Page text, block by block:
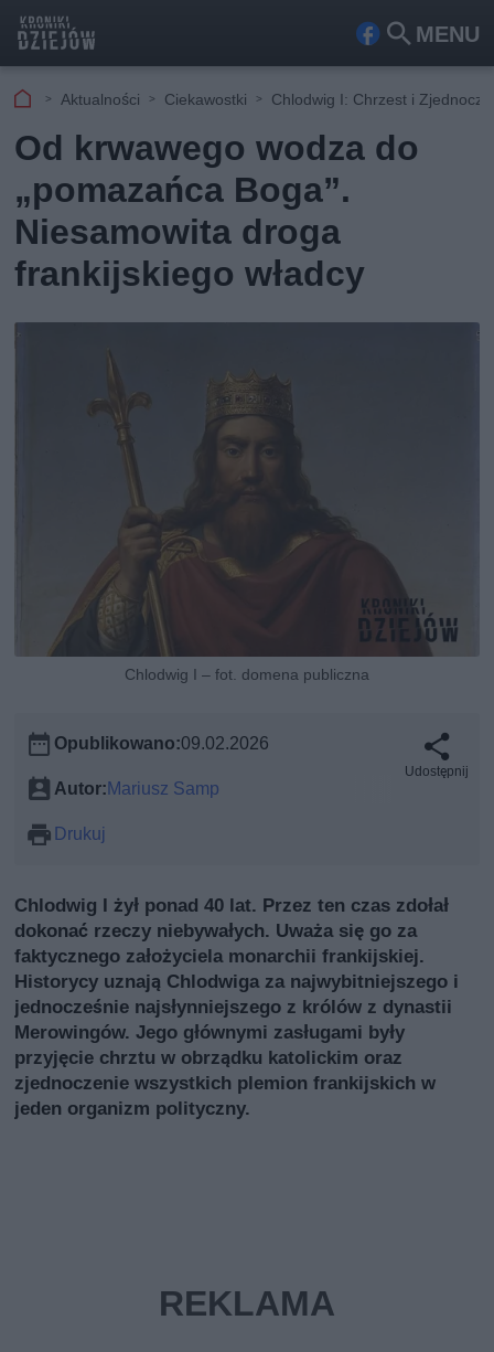
MENU
Fa
ook
Szu
kaj
Aktualności Ciekawostki Chlodwig I: Chrzest i
Od krwawego wodza do
„pomazańca Boga”.
Niesamowita droga
frankijskiego władcy
Chlodwig I – fot. domena publiczna
Opublikowano:09.02.2026
Autor: Mariusz Samp
Drukuj
Udostępnij
Chlodwig I żył ponad 40 lat. Przez ten czas zdołał
dokonać rzeczy niebywałych. Uważa się go za
faktycznego założyciela monarchii frankijskiej.
Historycy uznają Chlodwiga za najwybitniejszego i
jednocześnie najsłynniejszego z królów z dynastii
Merowingów. Jego głównymi zasługami były
przyjęcie chrztu w obrządku katolickim oraz
zjednoczenie wszystkich plemion frankijskich w
jeden organizm polityczny.